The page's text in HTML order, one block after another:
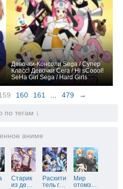
Девочки-Консоли Sega / Супер
Класс! Девочки Сега / Hi sCoool!
SeHa Girl Sega / Hard Girls
160 161 479 →
по тегам ↓
аниме
Старик
из де…
Расхити
тель г…
Мир
отомэ…